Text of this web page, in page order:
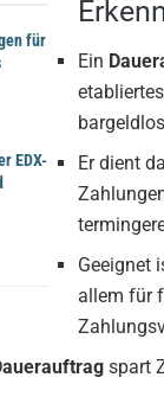
für
EDX-
Ein
Er dient
Geeignet
allem für
spart